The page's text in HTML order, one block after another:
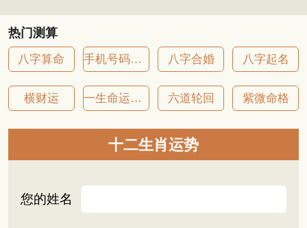
热门测算
八字算命 手机号码吉凶 八字合婚 八字起名
横财运 一生命运详批 六道轮回 紫微命格
十二生肖运势
您的姓名